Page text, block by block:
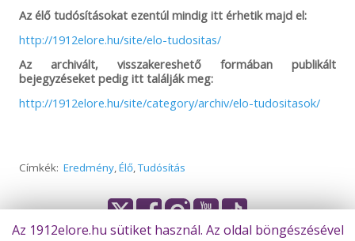
Az élő tudósításokat ezentúl mindig itt érhetik majd el:
http://1912elore.hu/site/elo-tudositas/
Az archivált, visszakereshető formában publikált
bejegyzéseket pedig itt találják meg:
http://1912elore.hu/site/category/archiv/elo-tudositasok/
Címkék: Eredmény,Élő,Tudósítás
Az 1912elore.hu sütiket használ. Az oldal böngészésével